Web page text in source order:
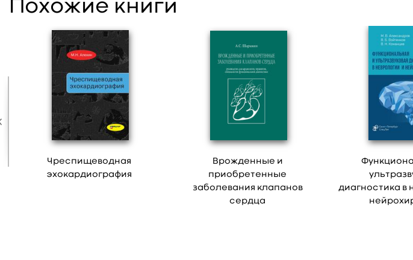
Похожие книги
Чреспищеводная
эхокардиография
Врожденные и
приобретенные
заболевания клапанов
сердца
диагностика в